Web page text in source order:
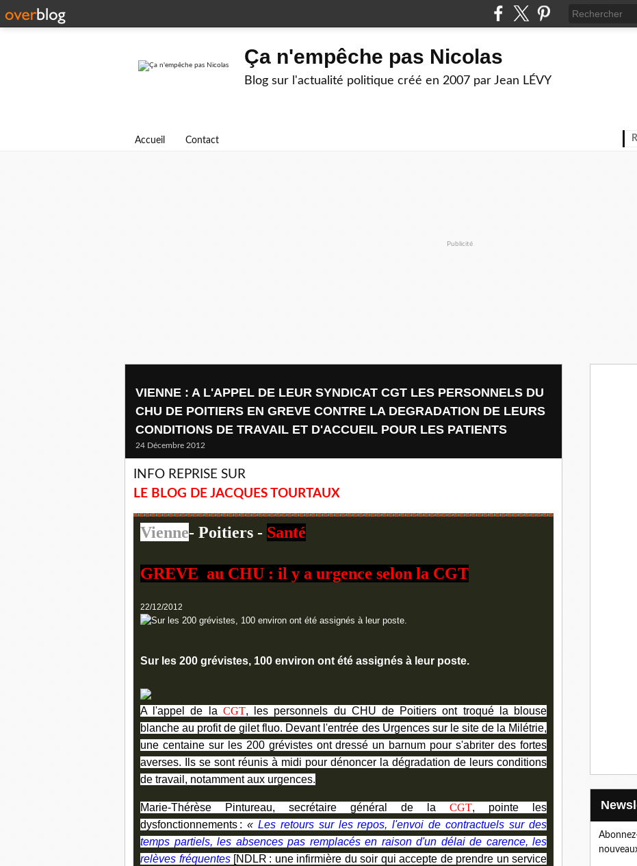
Ça n'empêche pas Nicolas
Blog sur l'actualité politique créé en 2007 par Jean LÉVY
Accueil Contact
Publicité
VIENNE : A L'APPEL DE LEUR SYNDICAT CGT LES PERSONNELS DU
CHU DE POITIERS EN GREVE CONTRE LA DEGRADATION DE LEURS
CONDITIONS DE TRAVAIL ET D'ACCUEIL POUR LES PATIENTS
24 Décembre 2012
INFO REPRISE SUR
LE BLOG DE JACQUES TOURTAUX
Vienne- Poitiers - Santé
GREVE au CHU : il y a urgence selon la CGT
22/12/2012
Sur les 200 grévistes, 100 environ ont été assignés à leur poste.
A l'appel de la CGT, les personnels du CHU de Poitiers ont troqué la blouse
blanche au profit de gilet fluo. Devant l'entrée des Urgences sur le site de la Milétrie,
une centaine sur les 200 grévistes ont dressé un barnum pour s'abriter des fortes
averses. Ils se sont réunis à midi pour dénoncer la dégradation de leurs conditions
de travail, notamment aux urgences.
Marie-Thérèse Pintureau, secrétaire général de la CGT, pointe les
dysfonctionnements : « Les retours sur les repos, l'envoi de contractuels sur des
temps partiels, les absences pas remplacés en raison d'un délai de carence, les
relèves fréquentes[NDLR : une infirmière du soir qui accepte de prendre un service